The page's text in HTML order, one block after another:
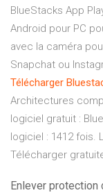
BlueStacks App
Android pour PC
avec la caméra
Snapchat ou
Télécharger
Architectures
logiciel gratuit :
logiciel : 1412 fois.
Télécharger
Enlever